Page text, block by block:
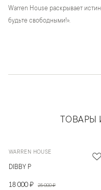
Warren House раскрывает
будьте свободными!».
ТОВАРЫ
WARREN HOUSE
DIBBY P
18 000 ₽ 25 000 ₽